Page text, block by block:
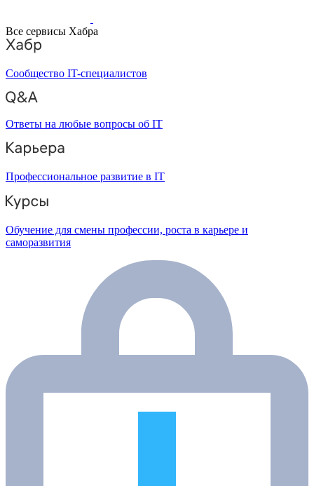
Все сервисы Хабра
Сообщество IT-специалистов
Ответы на любые вопросы об IT
Профессиональное развитие в IT
Обучение для смены профессии, роста в карьере и
саморазвития